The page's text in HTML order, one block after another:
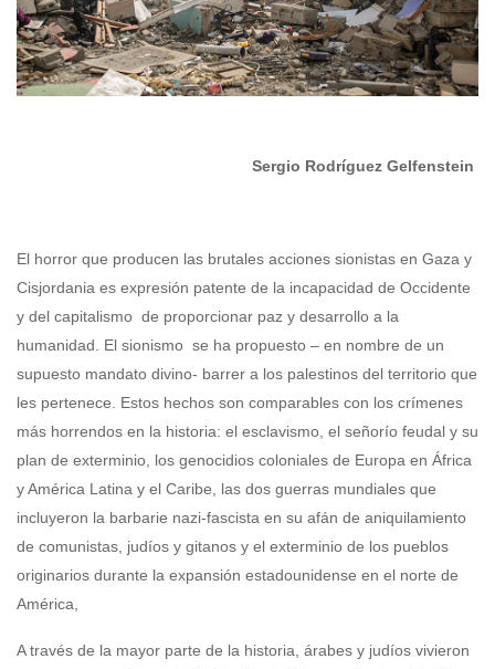
Sergio Rodríguez Gelfenstein
El horror que producen las brutales acciones sionistas en Gaza y
Cisjordania es expresión patente de la incapacidad de Occidente
y del capitalismo de proporcionar paz y desarrollo a la
humanidad. El sionismo se ha propuesto – en nombre de un
supuesto mandato divino- barrer a los palestinos del territorio que
les pertenece. Estos hechos son comparables con los crímenes
más horrendos en la historia: el esclavismo, el señorío feudal y su
plan de exterminio, los genocidios coloniales de Europa en África
y América Latina y el Caribe, las dos guerras mundiales que
incluyeron la barbarie nazi-fascista en su afán de aniquilamiento
de comunistas, judíos y gitanos y el exterminio de los pueblos
originarios durante la expansión estadounidense en el norte de
América,
A través de la mayor parte de la historia, árabes y judíos vivieron